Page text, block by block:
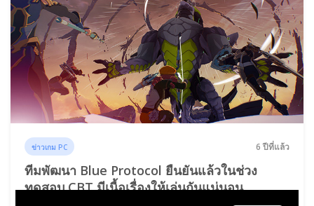
ข่าวเกม PC 6 ปีที่แล้ว
ทีมพัฒนา Blue Protocol ยืนยันแล้วในช่วง
ทดสอบ CBT มีเนื้อเรื่องให้เล่นกันแน่นอน